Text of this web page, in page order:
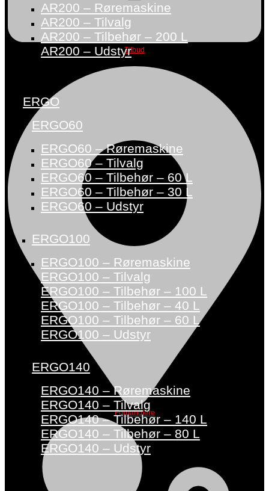
Tilbud
Forhandlere
AR200 – Røremaskine
AR200 – Tilvalg
AR200 – Tilbehør – 200 L
AR200 – Udstyr
ERGO
ERGO60
ERGO60 – Røremaskine
ERGO60 – Tilvalg
ERGO60 – Tilbehør – 60 L
ERGO60 – Tilbehør – 30 L
ERGO60 – Udstyr
ERGO100
ERGO100 – Røremaskine
ERGO100 – Tilvalg
ERGO100 – Tilbehør – 100 L
ERGO100 – Tilbehør – 40 L
ERGO100 – Tilbehør – 60 L
ERGO100 – Udstyr
ERGO140
ERGO140 – Røremaskine
ERGO140 – Tilvalg
ERGO140 – Tilbehør – 140 L
ERGO140 – Tilbehør – 80 L
ERGO140 – Udstyr